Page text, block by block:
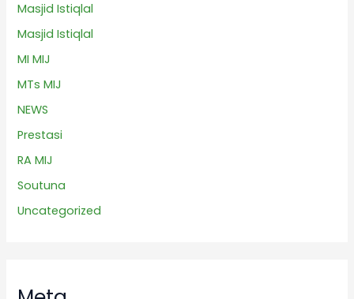
Masjid Istiqlal
Masjid Istiqlal
MI MIJ
MTs MIJ
NEWS
Prestasi
RA MIJ
Soutuna
Uncategorized